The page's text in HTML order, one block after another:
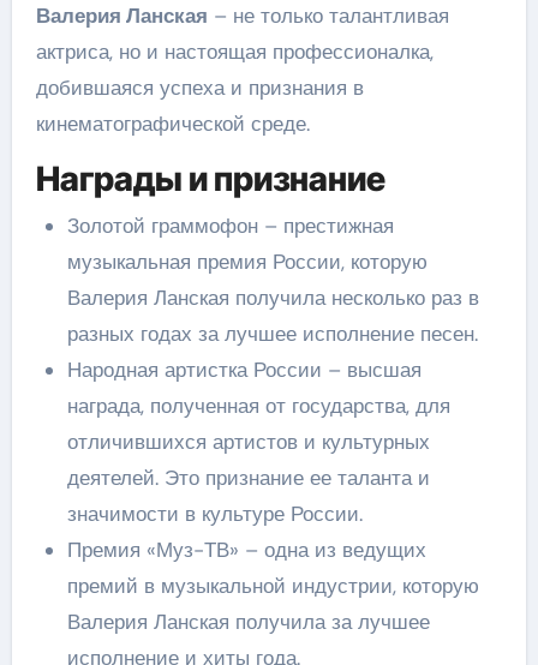
Валерия Ланская – не только талантливая
актриса, но и настоящая профессионалка,
добившаяся успеха и признания в
кинематографической среде.
Награды и признание
Золотой граммофон – престижная
музыкальная премия России, которую
Валерия Ланская получила несколько раз в
разных годах за лучшее исполнение песен.
Народная артистка России – высшая
награда, полученная от государства, для
отличившихся артистов и культурных
деятелей. Это признание ее таланта и
значимости в культуре России.
Премия «Муз-ТВ» – одна из ведущих
премий в музыкальной индустрии, которую
Валерия Ланская получила за лучшее
исполнение и хиты года.